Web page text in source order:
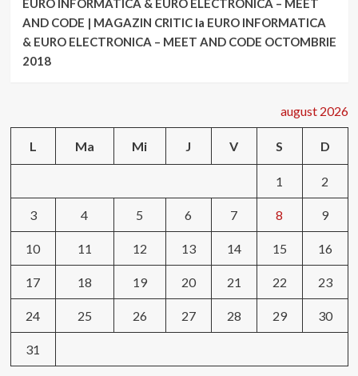
EURO INFORMATICA & EURO ELECTRONICA – MEET
AND CODE | MAGAZIN CRITICla EURO INFORMATICA
& EURO ELECTRONICA – MEET AND CODE OCTOMBRIE
2018
august 2026
L Ma Mi J V S D
1 2
3 4 5 6 7 8 9
10 11 12 13 14 15 16
17 18 19 20 21 22 23
24 25 26 27 28 29 30
31